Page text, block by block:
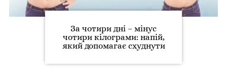
За чотири дні – мінус
чотири кілограми: напій,
який допомагає схуднути